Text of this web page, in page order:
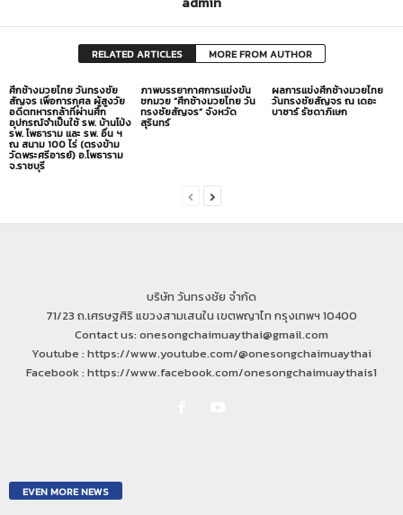
RELATED ARTICLES MORE FROM AUTHOR
ศึกช้างมวยไทย วันทรงชัย
สัญจร เพื่อการกุศล ผู้สูงวัย
อดีตทหารกล้าที่ผ่านศึก
อุปกรณ์จำเป็นใช้ รพ. บ้านโป่ง
รพ. โพธาราม และ รพ. อื่น ฯ
ณ สนาม 100 ไร่ (ตรงข้าม
วัดพระศรีอารย์) อ.โพธาราม
จ.ราชบุรี
ภาพบรรยากาศการแข่งขัน
ชกมวย “ศึกช้างมวยไทย วัน
ทรงชัยสัญจร” จังหวัด
สุรินทร์
ผลการแข่งศึกช้างมวยไทย
วันทรงชัยสัญจร ณ เดอะ
บาซาร์ รัชดาภิเษก
บริษัท วันทรงชัย จำกัด
71/23 ถ.เศรษฐศิริ แขวงสามเสนใน เขตพญาไท กรุงเทพฯ 10400
Contact us: onesongchaimuaythai@gmail.com
Youtube : https://www.youtube.com/@onesongchaimuaythai
Facebook : https://www.facebook.com/onesongchaimuaythais1
EVEN MORE NEWS